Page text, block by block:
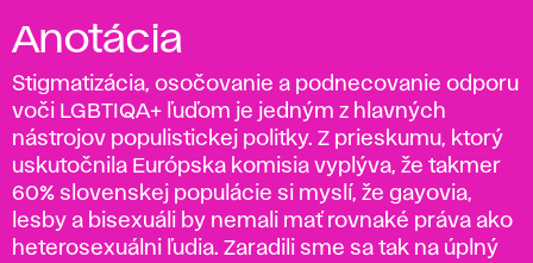
Anotácia
Stigmatizácia, osočovanie a podnecovanie odporu
voči LGBTIQA+ ľuďom je jedným z hlavných
nástrojov populistickej politky. Z prieskumu, ktorý
uskutočnila Európska komisia vyplýva, že takmer
60% slovenskej populácie si myslí, že gayovia,
lesby a bisexuáli by nemali mať rovnaké práva ako
heterosexuálni ľudia. Zaradili sme sa tak na úplný